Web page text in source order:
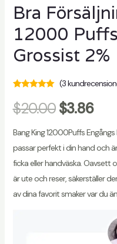
Bra
12000
Grossist 2%
kundbetyg,
5.00av 5
(3
$20.00 $3.86
Bang King 12000Puffs
passar perfekt i din hand och
ficka eller handväska. Oavsett
är ute och reser, säkerställer
av dina favorit smaker var du